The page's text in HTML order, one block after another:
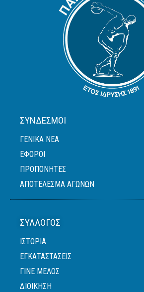
ΣΎΝΔΕΣΜΟΙ
ΓΕΝΙΚΆ ΝΈΑ
ΈΦΟΡΟΙ
ΠΡΟΠΟΝΗΤΈΣ
ΑΠΟΤΕΛΕΣΜΑ ΑΓΩΝΩΝ
ΣΎΛΛΟΓΟΣ
ΙΣΤΟΡΙΑ
ΕΓΚΑΤΑΣΤΑΣΕΙΣ
ΓΙΝΕ ΜΕΛΟΣ
ΔΙΟΙΚΗΣΗ